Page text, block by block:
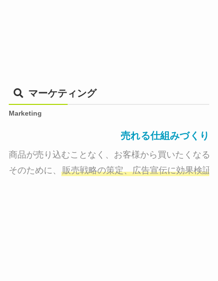
マーケティング
Marketing
売れる仕組みづくり
商品が売り込むことなく、お客様から買いたくなる
そのために、 販売戦略の策定、広告宣伝に効果検証